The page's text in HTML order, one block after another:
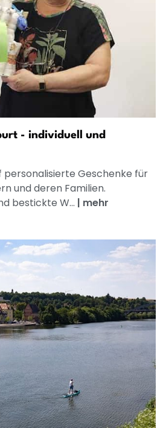
- individuell und
personalisierte Geschenke für
und deren Familien.
bestickte W... | mehr